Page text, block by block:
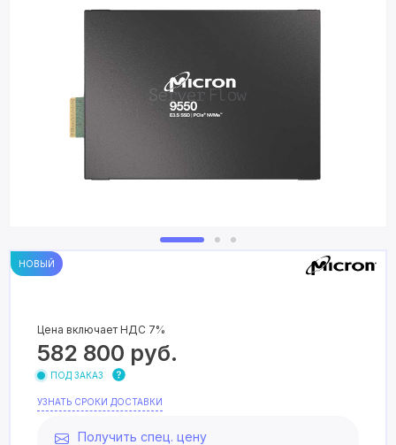
НОВЫЙ
Цена включает НДС 7%
582 800 руб.
ПОД ЗАКАЗ
УЗНАТЬ СРОКИ ДОСТАВКИ
Получить спец. цену